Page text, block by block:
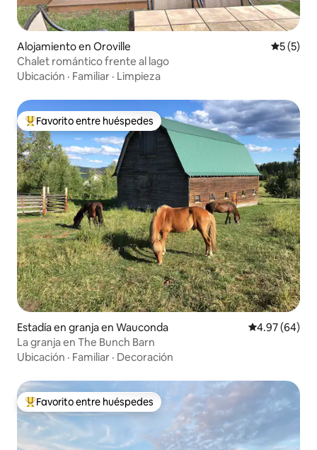
Alojamiento en Oroville
5 (5)
Chalet romántico frente al lago
Ubicación · Familiar · Limpieza
Favorito entre huéspedes preferido
Favorito entre huéspedes
Estadía en granja en Wauconda Calificación
4.97 (64)
La granja en The Bunch Barn
Ubicación · Familiar · Decoración
Favorito entre huéspedes preferido
Favorito entre huéspedes